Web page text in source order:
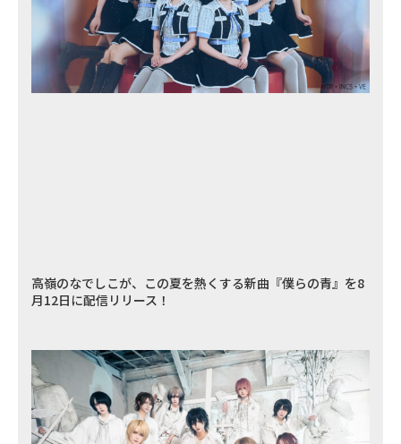
高嶺のなでしこが、この夏を熱くする新曲『僕らの青』を8
月12日に配信リリース！